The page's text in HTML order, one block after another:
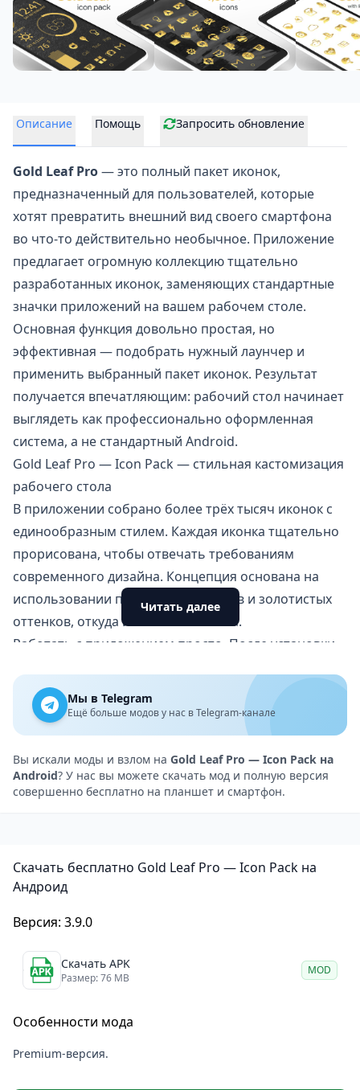
Описание Помощь Запросить обновление
Gold Leaf Pro— это полный пакет иконок,
предназначенный для пользователей, которые
хотят превратить внешний вид своего смартфона
во что-то действительно необычное. Приложение
предлагает огромную коллекцию тщательно
разработанных иконок, заменяющих стандартные
значки приложений на вашем рабочем столе.
Основная функция довольно простая, но
эффективная — подобрать нужный лаунчер и
применить выбранный пакет иконок. Результат
получается впечатляющим: рабочий стол начинает
выглядеть как профессионально оформленная
система, а не стандартный Android.
Gold Leaf Pro — Icon Pack — стильная кастомизация
рабочего стола
В приложении собрано более трёх тысяч иконок с
единообразным стилем. Каждая иконка тщательно
прорисована, чтобы отвечать требованиям
современного дизайна. Концепция основана на
использовании природных мотивов и золотистых
оттенков, откуда и название пакета.
Работать с приложением просто. После установки
Nova Launcher или Microsoft Launcher), затем
открыть настройки и применить пакет иконок. Все
популярные приложения уже включены в
коллекцию, поэтому ваш рабочий стол мгновенно
преобразится.
Важное преимущество — постоянные обновления.
оставался актуальным. Это значит, что даже спустя
несколько месяцев использования вы не
столкнётесь с ситуацией, когда новенькое
Особенности
Более 3000 иконок единого стиля с золотистыми
Поддержка большинства популярных лаунчеров на
Android
Читать далее
Мы в Telegram
Ещё больше модов у нас в Telegram-канале
Вы искали моды и взлом на Gold Leaf Pro — Icon Pack на
Android? У нас вы можете скачать мод и полную версия
совершенно бесплатно на планшет и смартфон.
Скачать бесплатно Gold Leaf Pro — Icon Pack на
Андроид
Версия: 3.9.0
Скачать APK
Размер: 76 MB
MOD
Особенности мода
Premium-версия.